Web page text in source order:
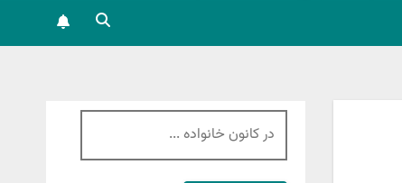
جستجو
برای: